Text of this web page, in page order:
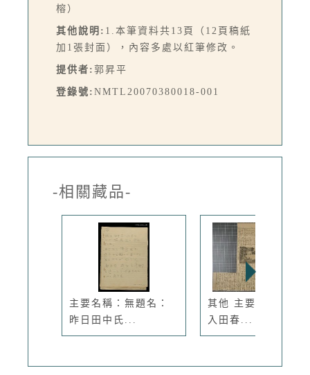
榕）
其他說明: 1.本筆資料共13頁（12頁稿紙
加1張封面），內容多處以紅筆修改。
提供者: 郭昇平
登錄號: NMTL20070380018-001
-相關藏品-
主要名稱：無題名：
昨日田中氏...
其他 主要名稱：1、
入田春...